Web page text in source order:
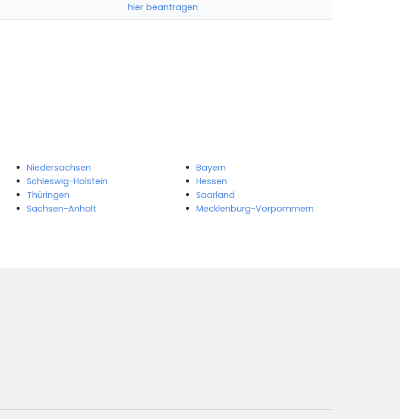
hier beantragen
Niedersachsen
Schleswig-Holstein
Thüringen
Sachsen-Anhalt
Bayern
Hessen
Saarland
Mecklenburg-Vorpommern